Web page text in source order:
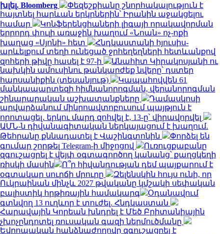
խլել. Bloomberg
Փեզեշքիանը շնորհակալություն է
հայտնել հարևան երկրներին՝ Իրանին աջակցելու
համար
Կոնֆերենցիաների լիգայի որակավորման
երրորդ փուլի առաջին խաղում «Նոան» ոչ-ոքի
խաղաց «Սյոնի» հետ
Հնդկաստանի հյուսիս-
արևելքում տեղի ունեցած ջրհեղեղների հետևանքով
զոհերի թիվը հասել է 97-ի
Անահիտ Կիրակոսյանի ու
նախկին ամուսինու թանկարժեք նվերը՝ դստեր
հարսանիքին (տեսանյութ)
Կապահովվեն 61
մանկապարտեզի հիմնանորոգման, վերանորոգման
շինարարական աշխատանքները
Դամասկոսի
արվարձանում միկրոավտոբուսում պայթյուն է
որոտացել․ երկու մարդ զոհվել է, 13-ը՝ վիրավորվել
ԱՄՆ-ն դիվանագիտական ներկայացում է խաղում.
Թեհրանը քննադատել է Վաշինգտոնին
Փորձել են
գումար շորթել Telegram-ի միջոցով
Ուռուցքաբանը
զգուշացրել է վեյփ օգտագործող կանանց՝ քաղցկեղի
ռիսկի մասին
Ո՞ր հիվանդության դեմ պայքարում է
օգտակար սուրճի մրուրը
Զելենսկին հույս ունի, որ
Ուկրաինան մինչև 2027 թվականը կմշակի սեփական
բալիստիկ հրթիռային համակարգ
Օդանավում
գտնվող 13 ուղևոր է տուժել. Հնդկաստան
Հարավային Կորեան խնդրել է Մեծ Բրիտանիային
չխոչընդոտել ռուսական գազի ներմուծմանը
Եվրոպական հանձնաժողովը զգուշացրել է